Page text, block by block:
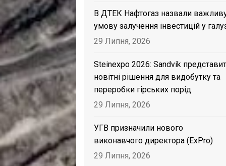
В ДТЕК Нафтогаз назвали
умову залучення інвестицій у
29 Липня, 2026
Steinexpo 2026: Sandvik
новітні рішення для видобутку та
переробки гірських порід
29 Липня, 2026
УГВ призначили нового
виконавчого директора (ExPro)
29 Липня, 2026